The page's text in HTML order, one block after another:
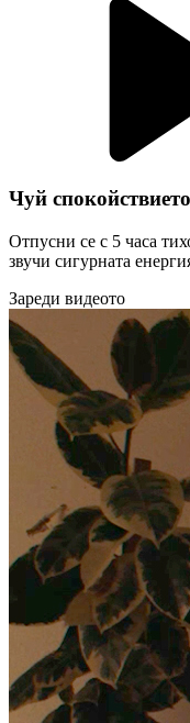
Чуй
Отпусни се с 5 часа
звучи сигурната
Зареди видеото